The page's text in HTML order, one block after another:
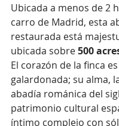
Ubicada a menos de 2
carro de Madrid, esta
restaurada está
ubicada sobre 500
El corazón de la finca
galardonada; su alma,
abadía románica del
patrimonio cultural
íntimo complejo con